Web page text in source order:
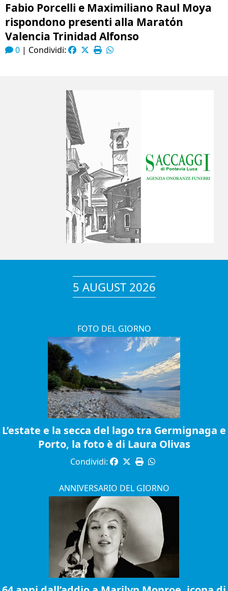
Fabio Porcelli e Maximiliano Raul Moya
rispondono presenti alla Maratόn
Valencia Trinidad Alfonso
0 | Condividi:
5 AUGUST 2026
FOTO DEL GIORNO
L’estate e la secca del lago tra Germignaga e
Porto, la foto è di Laura Olivas
Condividi:
ANNIVERSARIO DEL GIORNO